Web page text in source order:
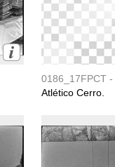
0186_17FPCT -
Atlético Cerro.